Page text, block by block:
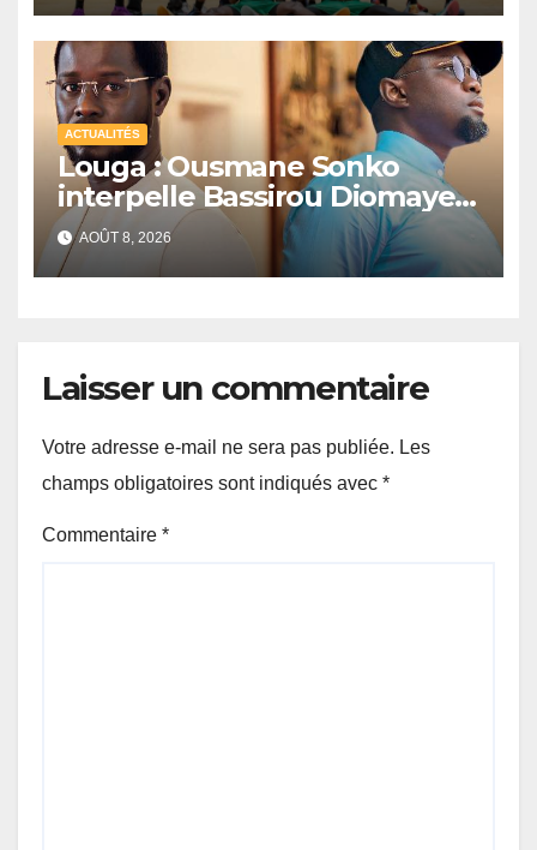
ACTUALITÉS
Louga : Ousmane Sonko
interpelle Bassirou Diomaye
Faye sur la date des élections
locales
AOÛT 8, 2026
Laisser un commentaire
Votre adresse e-mail ne sera pas publiée. Les
champs obligatoires sont indiqués avec *
Commentaire *